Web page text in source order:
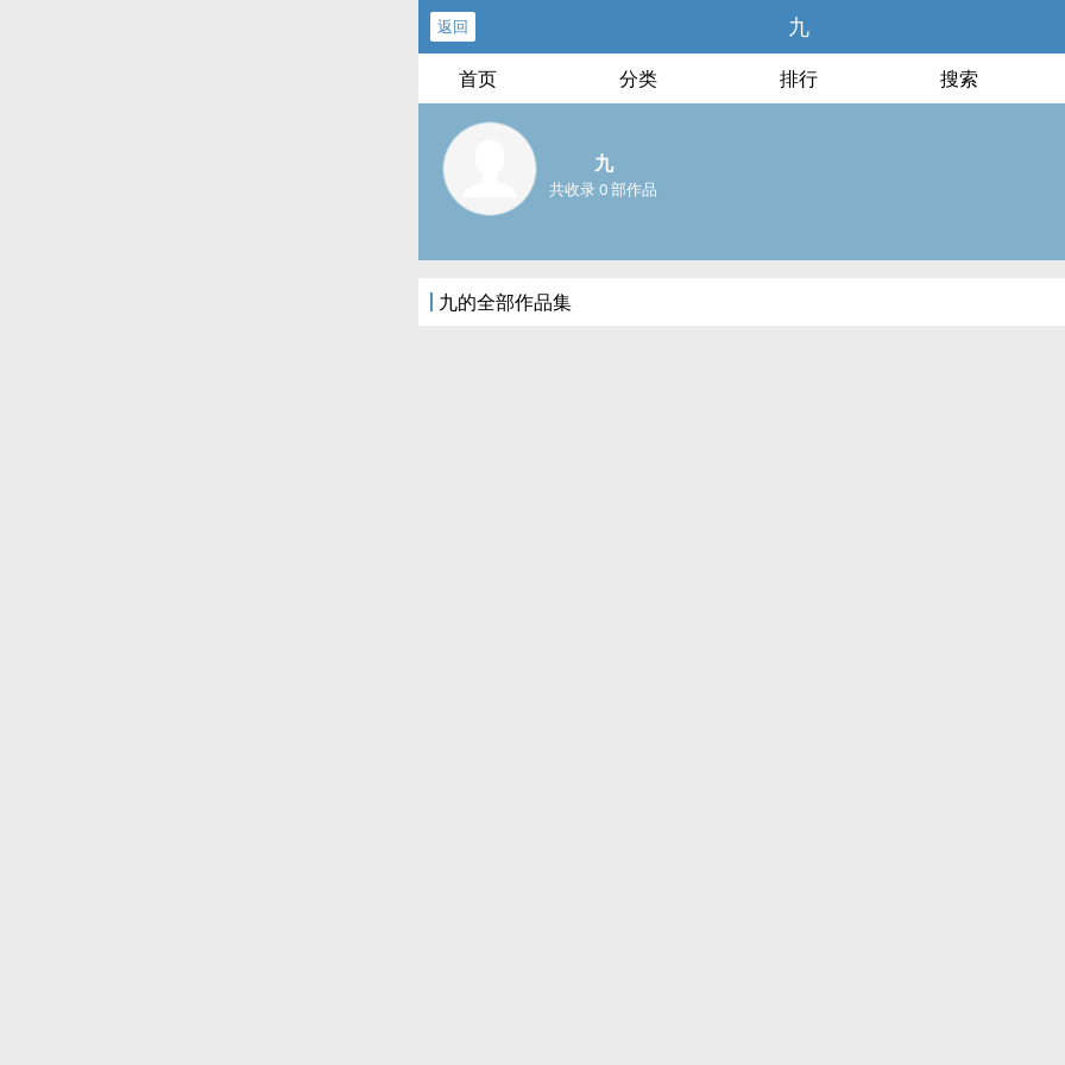
返回 九
首页 分类 排行 搜索
九
共收录 0 部作品
九的全部作品集